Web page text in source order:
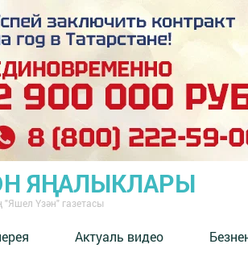
ЯҢАЛЫКЛАРЫ
Үзән" газетасы
Актуаль видео